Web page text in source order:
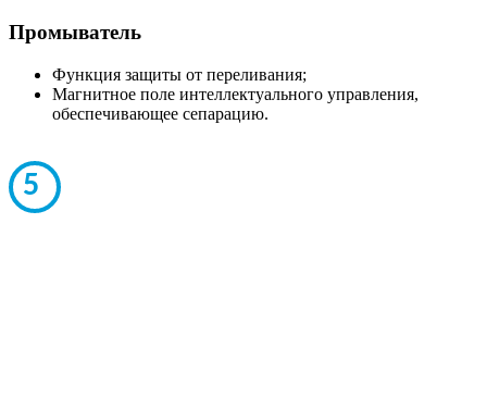
Промыватель
Функция защиты от переливания;
Магнитное поле интеллектуального управления,
обеспечивающее сепарацию.
5